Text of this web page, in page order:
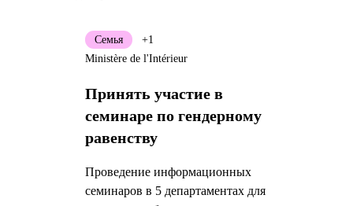
Принять участие в
семинаре по гендерному
равенству
Проведение информационных
семинаров в 5 департаментах для
Семья
+1
Ministère de l'Intérieur